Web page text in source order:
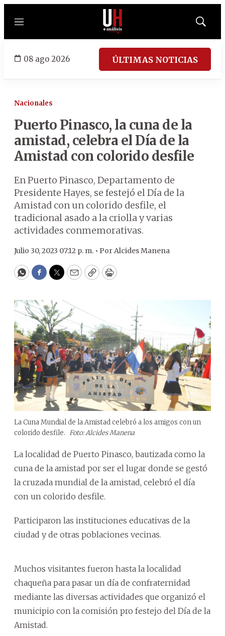
Menú
Mostrar
08 ago 2026 ÚLTIMAS NOTICIAS
Nacionales
Puerto Pinasco, la cuna de la
amistad, celebra el Día de la
Amistad con colorido desfile
En Puerto Pinasco, Departamento de
Presidente Hayes, se festejó el Día de la
Amistad con un colorido desfile, el
tradicional asado a la criolla y varias
actividades conmemorativas.
Julio 30, 2023 07:12 p. m. • PorAlcides Manena
WhatsApp
Facebook
Twitter
EmailCopyPrint
La Cuna Mundial de la Amistad celebró a los amigos con un
colorido desfile. Foto: Alcides Manena
La localidad de Puerto Pinasco, bautizada como la
cuna de la amistad por ser el lugar donde se gestó
la cruzada mundial de la amistad, celebró el día
con un colorido desfile.
Participaron las instituciones educativas de la
ciudad y de otras poblaciones vecinas.
Muchos visitantes fueron hasta la localidad
chaqueña para pasar un día de confraternidad
mediante las diversas actividades que organizó el
municipio con la comisión pro festejo del Día de la
Amistad.